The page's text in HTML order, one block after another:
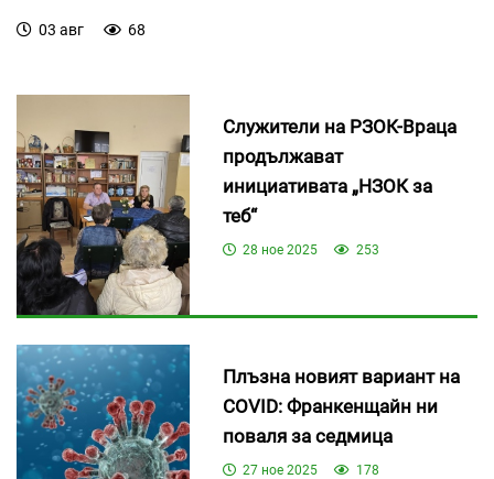
03 авг 68
Служители на РЗОК-Враца
продължават
инициативата „НЗОК за
теб“
28 ное 2025 253
Плъзна новият вариант на
COVID: Франкенщайн ни
поваля за седмица
27 ное 2025 178